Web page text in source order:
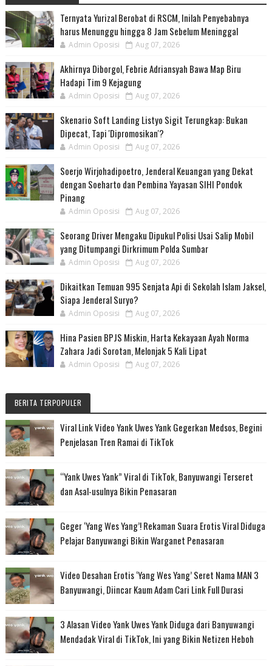
Ternyata Yurizal Berobat di RSCM, Inilah Penyebabnya
harus Menunggu hingga 8 Jam Sebelum Meninggal
Admin Oposisi Aug 07, 2026
Akhirnya Diborgol, Febrie Adriansyah Bawa Map Biru
Hadapi Tim 9 Kejagung
Admin Oposisi Aug 07, 2026
Skenario Soft Landing Listyo Sigit Terungkap: Bukan
Dipecat, Tapi 'Dipromosikan'?
Admin Oposisi Aug 07, 2026
Soerjo Wirjohadipoetro, Jenderal Keuangan yang Dekat
dengan Soeharto dan Pembina Yayasan SIHI Pondok
Pinang
Admin Oposisi Aug 07, 2026
Seorang Driver Mengaku Dipukul Polisi Usai Salip Mobil
yang Ditumpangi Dirkrimum Polda Sumbar
Admin Oposisi Aug 07, 2026
Dikaitkan Temuan 995 Senjata Api di Sekolah Islam Jaksel,
Siapa Jenderal Suryo?
Admin Oposisi Aug 07, 2026
Hina Pasien BPJS Miskin, Harta Kekayaan Ayah Norma
Zahara Jadi Sorotan, Melonjak 5 Kali Lipat
Admin Oposisi Aug 07, 2026
BERITA TERPOPULER
Viral Link Video Yank Uwes Yank Gegerkan Medsos, Begini
Penjelasan Tren Ramai di TikTok
“Yank Uwes Yank” Viral di TikTok, Banyuwangi Terseret
dan Asal-usulnya Bikin Penasaran
Geger ‘Yang Wes Yang’! Rekaman Suara Erotis Viral Diduga
Pelajar Banyuwangi Bikin Warganet Penasaran
Video Desahan Erotis ‘Yang Wes Yang’ Seret Nama MAN 3
Banyuwangi, Diincar Kaum Adam Cari Link Full Durasi
3 Alasan Video Yank Uwes Yank Diduga dari Banyuwangi
Mendadak Viral di TikTok, Ini yang Bikin Netizen Heboh